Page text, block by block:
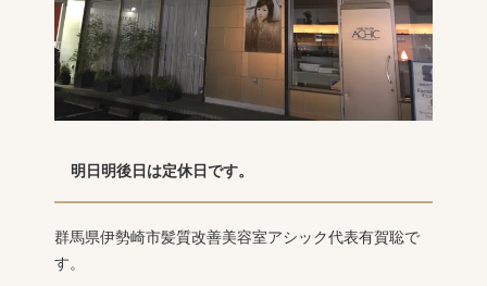
明日明後日は定休日です。
群馬県伊勢崎市髪質改善美容室アシック代表有賀聡で
す。